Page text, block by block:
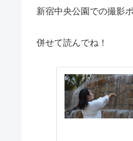
新宿中央公園での撮影
併せて読んでね！